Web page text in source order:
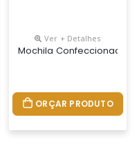
Notebook Até 15,6
Nylon Com Compartimento
Ver + Detalhes
Mochila Confeccionada
ORÇAR PRODUTO